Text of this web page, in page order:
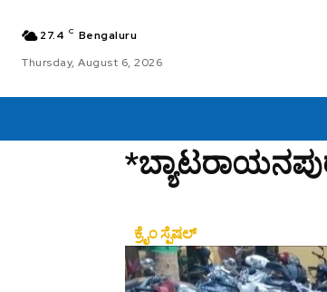
27.4 C Bengaluru
Thursday, August 6, 2026
ಕ್ರೈಂ ಸ್ಪೆಷಲ್